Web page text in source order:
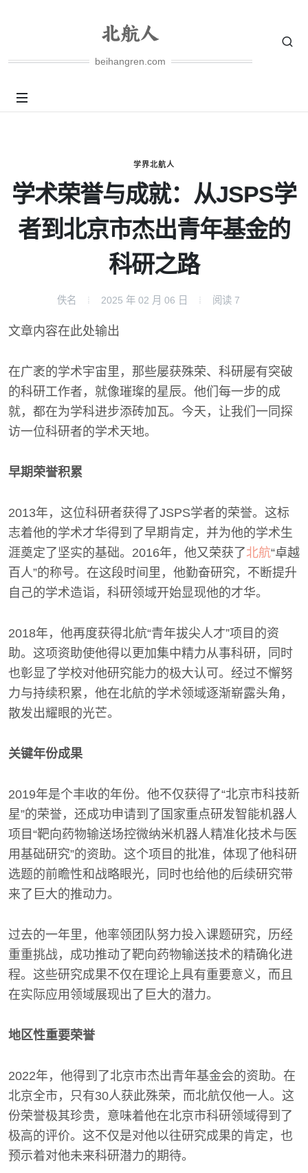
beihangren.com
学界北航人
学术荣誉与成就：从JSPS学
者到北京市杰出青年基金的
科研之路
佚名 2025 年 02 月 06 日 阅读 7
文章内容在此处输出
在广袤的学术宇宙里，那些屡获殊荣、科研屡有突破
的科研工作者，就像璀璨的星辰。他们每一步的成
就，都在为学科进步添砖加瓦。今天，让我们一同探
访一位科研者的学术天地。
早期荣誉积累
2013年，这位科研者获得了JSPS学者的荣誉。这标
志着他的学术才华得到了早期肯定，并为他的学术生
涯奠定了坚实的基础。2016年，他又荣获了北航“卓越
百人”的称号。在这段时间里，他勤奋研究，不断提升
自己的学术造诣，科研领域开始显现他的才华。
2018年，他再度获得北航“青年拔尖人才”项目的资
助。这项资助使他得以更加集中精力从事科研，同时
也彰显了学校对他研究能力的极大认可。经过不懈努
力与持续积累，他在北航的学术领域逐渐崭露头角，
散发出耀眼的光芒。
关键年份成果
2019年是个丰收的年份。他不仅获得了“北京市科技新
星”的荣誉，还成功申请到了国家重点研发智能机器人
项目“靶向药物输送场控微纳米机器人精准化技术与医
用基础研究”的资助。这个项目的批准，体现了他科研
选题的前瞻性和战略眼光，同时也给他的后续研究带
来了巨大的推动力。
过去的一年里，他率领团队努力投入课题研究，历经
重重挑战，成功推动了靶向药物输送技术的精确化进
程。这些研究成果不仅在理论上具有重要意义，而且
在实际应用领域展现出了巨大的潜力。
地区性重要荣誉
2022年，他得到了北京市杰出青年基金会的资助。在
北京全市，只有30人获此殊荣，而北航仅他一人。这
份荣誉极其珍贵，意味着他在北京市科研领域得到了
极高的评价。这不仅是对他以往研究成果的肯定，也
预示着对他未来科研潜力的期待。